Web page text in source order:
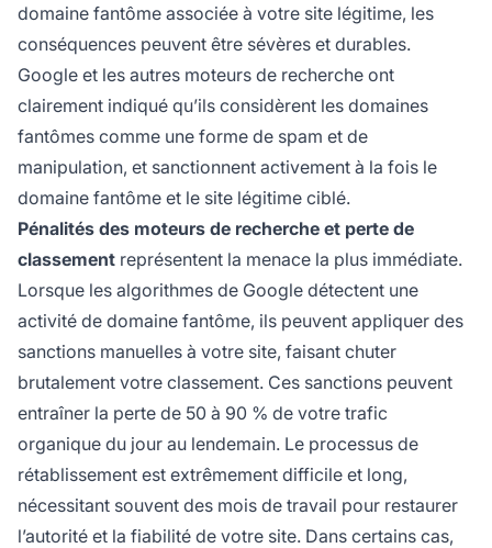
domaine fantôme associée à votre site légitime, les
conséquences peuvent être sévères et durables.
Google et les autres moteurs de recherche ont
clairement indiqué qu’ils considèrent les domaines
fantômes comme une forme de spam et de
manipulation, et sanctionnent activement à la fois le
domaine fantôme et le site légitime ciblé.
Pénalités des moteurs de recherche et perte de
classement représentent la menace la plus immédiate.
Lorsque les algorithmes de Google détectent une
activité de domaine fantôme, ils peuvent appliquer des
sanctions manuelles à votre site, faisant chuter
brutalement votre classement. Ces sanctions peuvent
entraîner la perte de 50 à 90 % de votre trafic
organique du jour au lendemain. Le processus de
rétablissement est extrêmement difficile et long,
nécessitant souvent des mois de travail pour restaurer
l’autorité et la fiabilité de votre site. Dans certains cas,